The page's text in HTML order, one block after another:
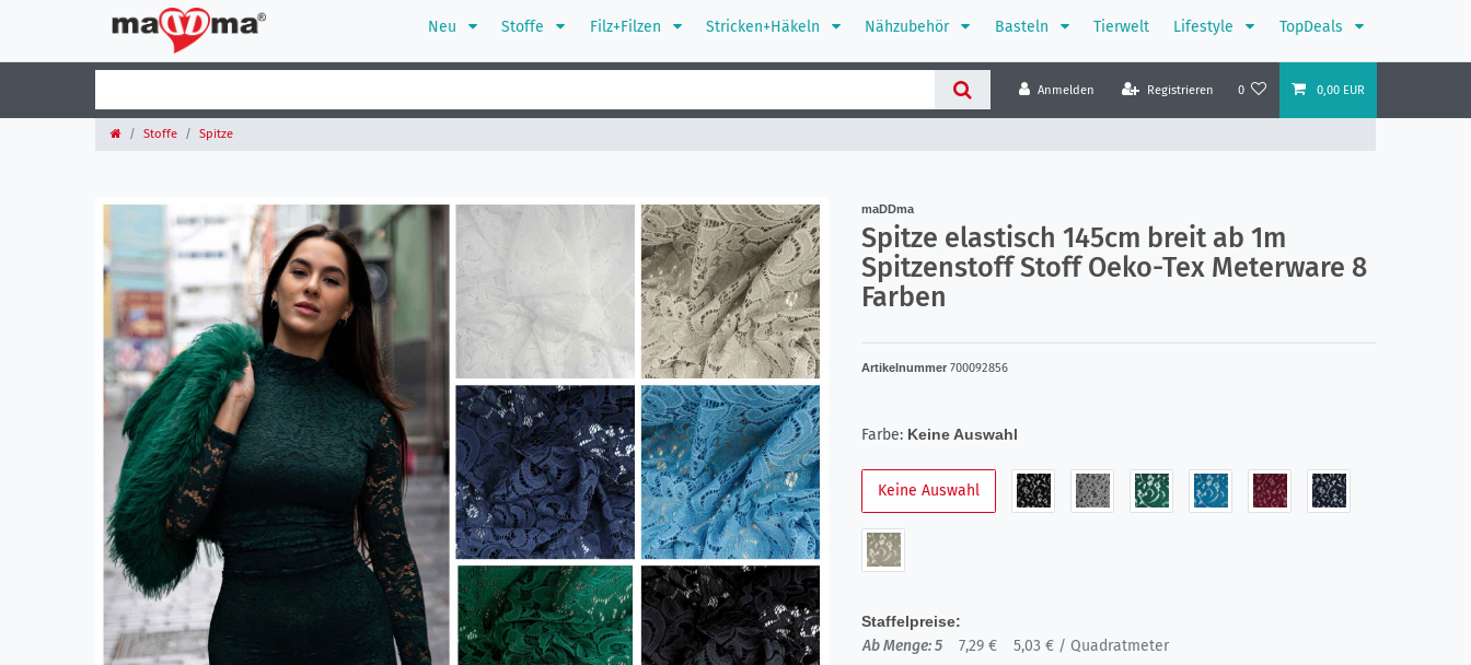
Neu Stoffe Filz+Filzen Stricken+Häkeln Nähzubehör Basteln Tierwelt Lifestyle TopDeals
Anmelden Registrieren 0 0,00 EUR
Stoffe Spitze
maDDma
Spitze elastisch 145cm breit ab 1m
Spitzenstoff Stoff Oeko-Tex Meterware 8
Farben
Artikelnummer 700092856
Farbe: Keine Auswahl
Keine Auswahl
Staffelpreise:
Ab Menge: 5 7,29 € 5,03 € / Quadratmeter